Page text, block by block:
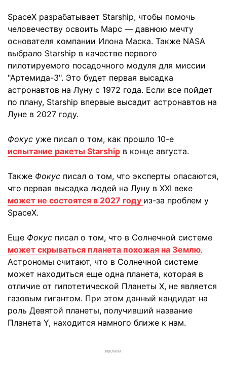
SpaceX разрабатывает Starship, чтобы помочь
человечеству освоить Марс — давнюю мечту
основателя компании Илона Маска. Также NASA
выбрало Starship в качестве первого
пилотируемого посадочного модуля для миссии
"Артемида-3". Это будет первая высадка
астронавтов на Луну с 1972 года. Если все пойдет
по плану, Starship впервые высадит астронавтов на
Луне в 2027 году.
Фокус уже писал о том, как прошло 10-е
испытание ракеты Starship в конце августа.
Также Фокус писал о том, что эксперты опасаются,
что первая высадка людей на Луну в XXI веке
может не состоятся в 2027 году из-за проблем у
SpaceX.
Еще Фокус писал о том, что в Солнечной системе
может скрываться планета похожая на Землю.
Астрономы считают, что в Солнечной системе
может находиться еще одна планета, которая в
отличие от гипотетической Планеты Х, не является
газовым гигантом. При этом данный кандидат на
роль Девятой планеты, получивший название
Планета Y, находится намного ближе к нам.
РЕКЛАМА